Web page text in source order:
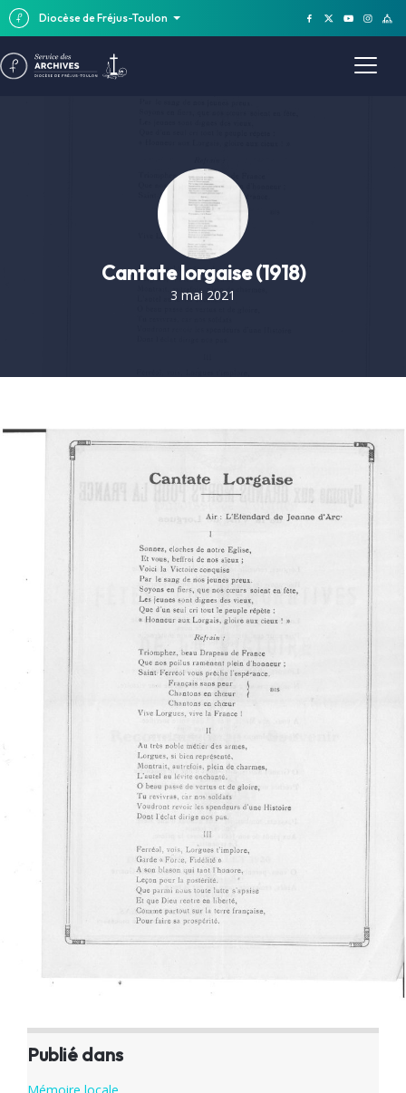
Diocèse de Fréjus-Toulon
Cantate lorgaise (1918)
3 mai 2021
Publié dans